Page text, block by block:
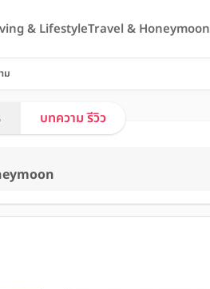
& LifestyleTravel & Honeymoon
ม
บทความ รีวิว